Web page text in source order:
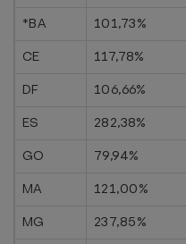
*BA
101,73%
CE
117,78%
DF
106,66%
ES
282,38%
GO
79,94%
MA
121,00%
MG
237,85%